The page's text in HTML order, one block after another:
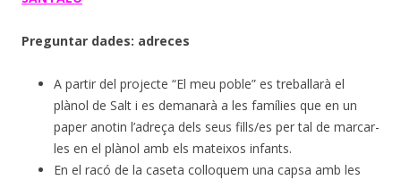
Preguntar dades: adreces
A partir del projecte “El meu poble” es treballarà el
plànol de Salt i es demanarà a les famílies que en un
paper anotin l’adreça dels seus fills/es per tal de marcar-
les en el plànol amb els mateixos infants.
En el racó de la caseta colloquem una capsa amb les